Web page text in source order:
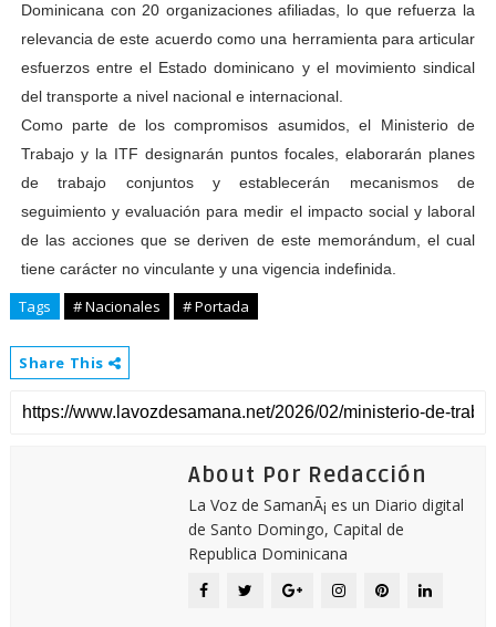
Dominicana con 20 organizaciones afiliadas, lo que refuerza la
relevancia de este acuerdo como una herramienta para articular
esfuerzos entre el Estado dominicano y el movimiento sindical
del transporte a nivel nacional e internacional.
Como parte de los compromisos asumidos, el Ministerio de
Trabajo y la ITF designarán puntos focales, elaborarán planes
de trabajo conjuntos y establecerán mecanismos de
seguimiento y evaluación para medir el impacto social y laboral
de las acciones que se deriven de este memorándum, el cual
tiene carácter no vinculante y una vigencia indefinida.
Tags # Nacionales # Portada
Share This
About Por Redacción
La Voz de SamanÃ¡ es un Diario digital
de Santo Domingo, Capital de
Republica Dominicana